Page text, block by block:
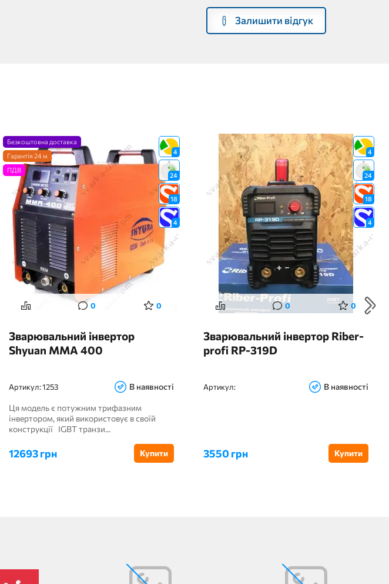
Залишити відгук
4
24
18
4
Безкоштовна доставка
Гарантія 24 м
ПДВ
0 0
Зварювальний інвертор
Shyuan MMA 400
Артикул:1253 В наявності
Ця модель є потужним трифазним
інвертором, який використовує в своїй
конструкції IGBT транзи...
12693 грн Купити
4
24
18
4
0 0
Зварювальний інвертор Riber-
profi RP-319D
Артикул: В наявності
3550 грн Купити